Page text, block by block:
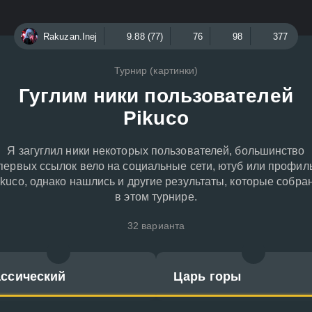
Rakuzan.Inej 9.88 (77) 76 98 377
Турнир (картинки)
Гуглим ники пользователей
Pikuco
Я загуглил ники некоторых пользователей, большинство
ссылок вело на социальные сети, ютуб или
однако нашлись и другие результаты, которые
в этом турнире.
32 варианта
Царь горы